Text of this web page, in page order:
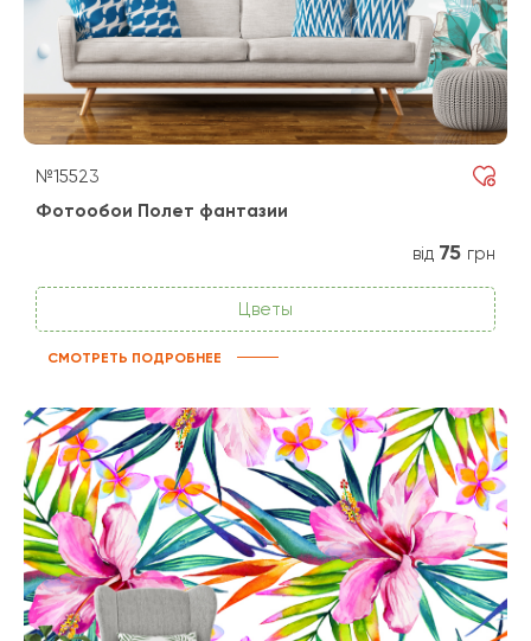
№15523
Фотообои Полет фантазии
від 75 грн
Цветы
СМОТРЕТЬ ПОДРОБНЕЕ